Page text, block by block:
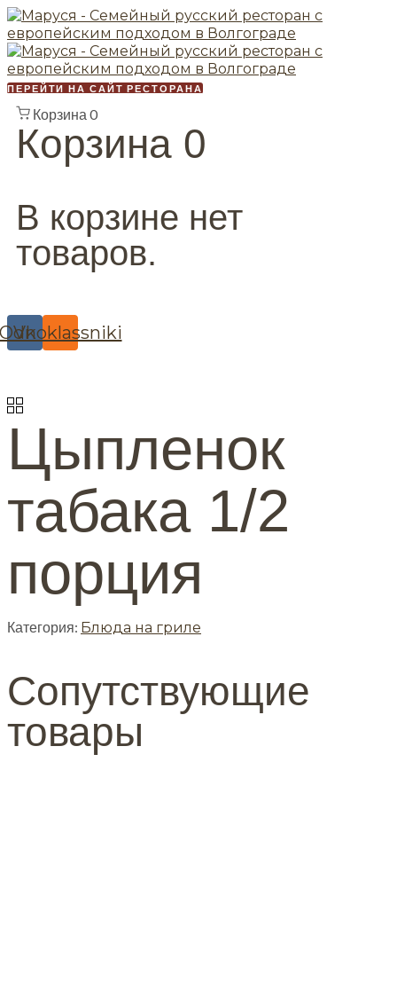
ПЕРЕЙТИ НА САЙТ РЕСТОРАНА
Корзина 0
Корзина 0
В корзине нет
товаров.
Vk
Цыпленок
табака 1/2
порция
Категория: Блюда на гриле
Сопутствующие
товары